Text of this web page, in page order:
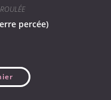
percée)